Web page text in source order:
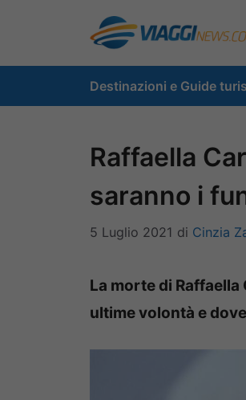
contenuto
Destinazioni e Guide
Raffaella
saranno i
5 Luglio 2021 di Cinzia
La morte di Raffaella
ultime volontà e